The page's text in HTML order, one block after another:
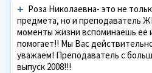
+ Роза Николаевна- это не
предмета, но и преподаватель
моменты жизни вспоминаешь ее
помогает!! Мы Вас
уважаем! Преподаватель с
выпуск 2008!!!